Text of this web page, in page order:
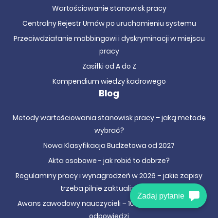
Zadaj pytanie
omówione podczas szkolenia.
Kwestie sporne i ryzyka związane
z CRU – co powinien wiedzieć
kierownik jednostki oświaty?
Wdrożenie i obsługa Centralnego Rejestru Umów
z obowiązkiem technicznym, ale też odpowiedzialnością
prawną. Kierownicy jednostek muszą rozumieć m.in.
konsekwencje nieudostępnienia informacji w
przewidzianym terminie 30 dni oraz ryzyka wynikające ze
zmian przepisów regulujących funkcjonowanie
Centralnego Rejestru Umów.
Rejestr umów a system
teleinformatyczny – jak
Wartościowanie stanowisk pracy
Centralny Rejestr Umów po uruchomieniu systemu
Przeciwdziałanie mobbingowi i dyskryminacji w miejscu
pracy
Zasiłki od A do Z
Kompendium wiedzy kadrowego
Blog
Metody wartościowania stanowisk pracy – jaką metodę
wybrać?
Nowa Klasyfikacja Budżetowa od 2027
Akta osobowe - jak robić to dobrze?
Regulaminy pracy i wynagrodzeń w 2026 – jakie zapisy
trzeba pilnie zaktualizować?
Awans zawodowy nauczycieli – 10 kluczowych pytań i
odpowiedzi